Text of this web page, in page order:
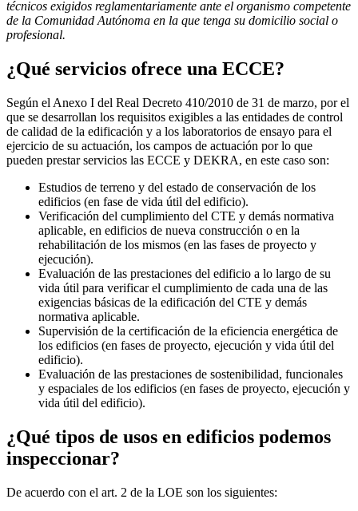
técnicos exigidos reglamentariamente ante el organismo competente
de la Comunidad Autónoma en la que tenga su domicilio social o
profesional.
¿Qué servicios ofrece una ECCE?
Según el Anexo I del Real Decreto 410/2010 de 31 de marzo, por el
que se desarrollan los requisitos exigibles a las entidades de control
de calidad de la edificación y a los laboratorios de ensayo para el
ejercicio de su actuación, los campos de actuación por lo que
pueden prestar servicios las ECCE y DEKRA, en este caso son:
Estudios de terreno y del estado de conservación de los
edificios (en fase de vida útil del edificio).
Verificación del cumplimiento del CTE y demás normativa
aplicable, en edificios de nueva construcción o en la
rehabilitación de los mismos (en las fases de proyecto y
ejecución).
Evaluación de las prestaciones del edificio a lo largo de su
vida útil para verificar el cumplimiento de cada una de las
exigencias básicas de la edificación del CTE y demás
normativa aplicable.
Supervisión de la certificación de la eficiencia energética de
los edificios (en fases de proyecto, ejecución y vida útil del
edificio).
Evaluación de las prestaciones de sostenibilidad, funcionales
y espaciales de los edificios (en fases de proyecto, ejecución y
vida útil del edificio).
¿Qué tipos de usos en edificios podemos
inspeccionar?
De acuerdo con el art. 2 de la LOE son los siguientes: